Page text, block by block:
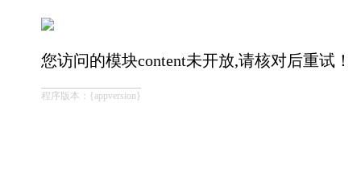
您访问的模块content未开放,请核对后重试！
程序版本：{appversion}